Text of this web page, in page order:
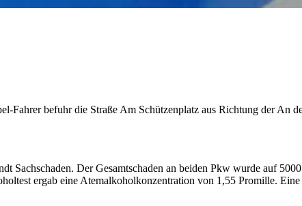
Fahrer befuhr die Straße Am Schützenplatz aus Richtung der An
Der Gesamtschaden an beiden Pkw wurde auf
ergab eine Atemalkoholkonzentration von 1,55 Promille.